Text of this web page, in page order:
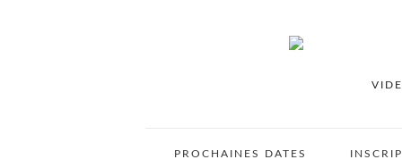
PROCHAINES DATES